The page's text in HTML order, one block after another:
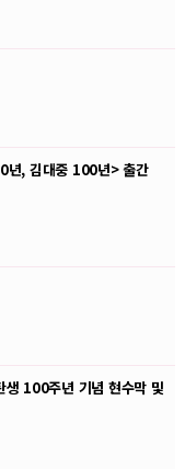
년, 김대중 100년> 출간
100주년 기념 현수막 및